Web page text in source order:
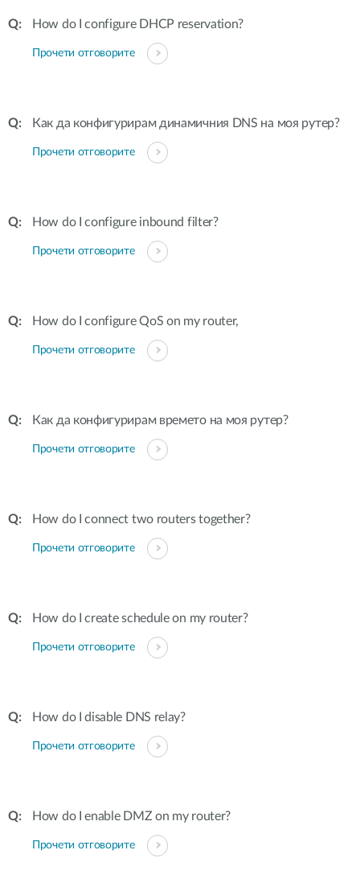
How do I configure DHCP reservation?
Прочети отговорите
Как да конфигурирам динамичния DNS на моя рутер?
Прочети отговорите
How do I configure inbound filter?
Прочети отговорите
How do I configure QoS on my router,
Прочети отговорите
Как да конфигурирам времето на моя рутер?
Прочети отговорите
How do I connect two routers together?
Прочети отговорите
How do I create schedule on my router?
Прочети отговорите
How do I disable DNS relay?
Прочети отговорите
How do I enable DMZ on my router?
Прочети отговорите